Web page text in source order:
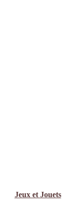
Jeux et Jouets